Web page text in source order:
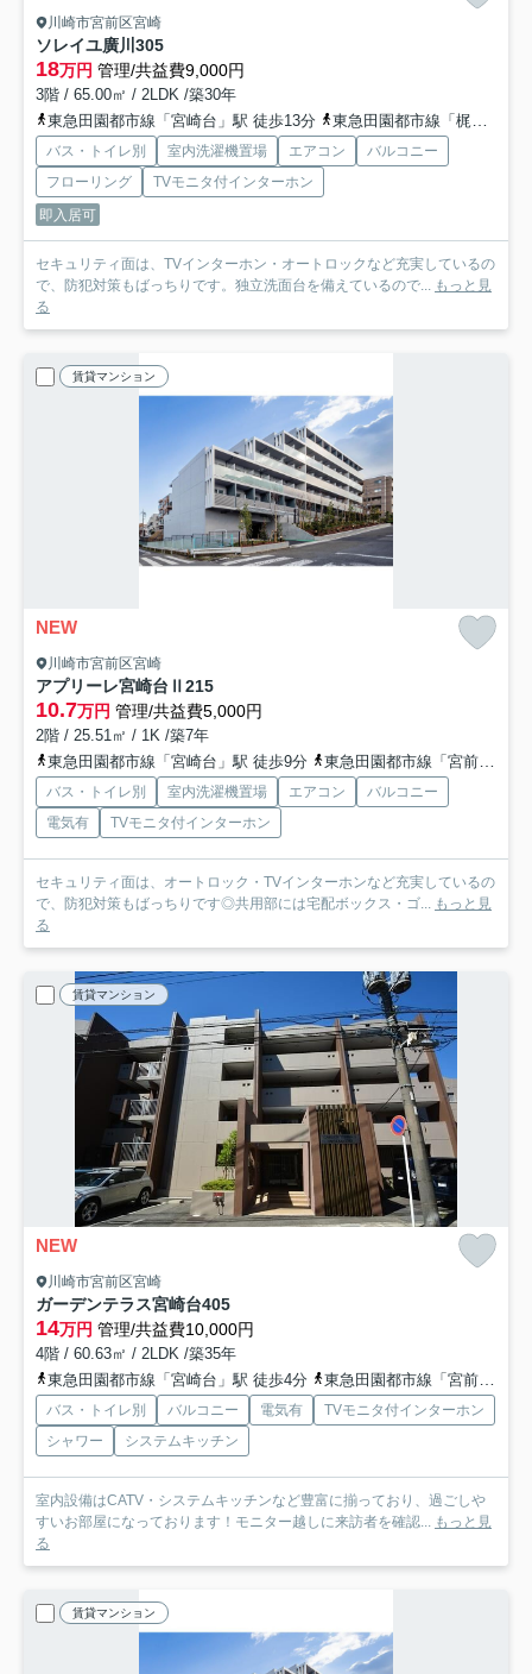
川崎市宮前区宮崎
ソレイユ廣川 305
18万円 管理/共益費9,000円
3階 / 65.00㎡ / 2LDK /築30年
東急田園都市線「宮崎台」駅 徒歩13分
東急田園都市線「梶が谷」駅 徒歩15分
バス・トイレ別 室内洗濯機置場 エアコン
バルコニー
フローリング
TVモニタ付インターホン
即入居可
セキュリティ面は、TVインターホン・オートロックなど充実しているの
で、防犯対策もばっちりです。独立洗面台を備えているので... もっと見
る
賃貸マンション
NEW
川崎市宮前区宮崎
アプリーレ宮崎台Ⅱ 215
10.7万円 管理/共益費5,000円
2階 / 25.51㎡ / 1K /築7年
東急田園都市線「宮崎台」駅 徒歩9分
東急田園都市線「宮前平」駅 徒歩12分
バス・トイレ別 室内洗濯機置場 エアコン
バルコニー
電気有
TVモニタ付インターホン
セキュリティ面は、オートロック・TVインターホンなど充実しているの
で、防犯対策もばっちりです◎共用部には宅配ボックス・ゴ... もっと見
る
賃貸マンション
NEW
川崎市宮前区宮崎
ガーデンテラス宮崎台405
14万円 管理/共益費10,000円
4階 / 60.63㎡ / 2LDK /築35年
東急田園都市線「宮崎台」駅 徒歩4分
東急田園都市線「宮前平」駅 徒歩14分
バス・トイレ別 バルコニー 電気有
TVモニタ付インターホン
シャワー
システムキッチン
室内設備はCATV・システムキッチンなど豊富に揃っており、過ごしや
すいお部屋になっております！モニター越しに来訪者を確認... もっと見
る
賃貸マンション